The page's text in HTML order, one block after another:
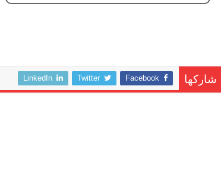
شاركها Facebook
Twitter
LinkedIn